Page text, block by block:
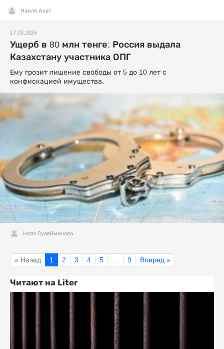
Наиля Ахат
17.03.2026
Ущерб в 80 млн тенге: Россия выдала
Казахстану участника ОПГ
Ему грозит лишение свободы от 5 до 10 лет с
конфискацией имущества.
Нэля Сулейменова
« Назад 1 2 3 4 5 9 Вперед »
Читают на Liter